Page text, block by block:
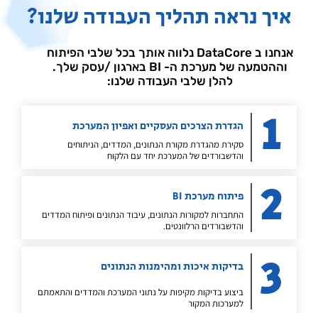
איך נראה תהליך העבודה שלנו?
אנחנו ב DataCore נלווה אותך בכל שלבי הפיתוח
וההטמעה של מערכת ה- BI בארגון /עסק שלך.
להלן שלבי העבודה שלנו:
1 הגדרת הצרכים העסקיים ואפיון המערכת
סקירת מהגדרת מקורת הנתונים, המדדים, הניתוחים
והדשבורדים של המערכת יחד עם הלקוח
2 פיתוח מערכת BI
התחברות למקורות הנתונים, עיבוד הנתונים ופיתוח המדדים
והדשבורדים הרלוונטים.
3 בדיקות איכות ומהימנות הנתונים
ביצוע בדיקות מקיפות על נתוני המערכת והמדדים והתאמתם
למערכות המקור